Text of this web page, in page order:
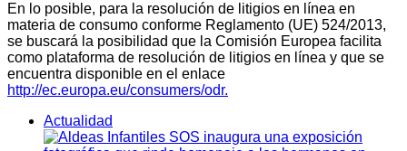
En lo posible, para la resolución de litigios en línea en
materia de consumo conforme Reglamento (UE) 524/2013,
se buscará la posibilidad que la Comisión Europea facilita
como plataforma de resolución de litigios en línea y que se
encuentra disponible en el enlace
http://ec.europa.eu/consumers/odr.
Actualidad